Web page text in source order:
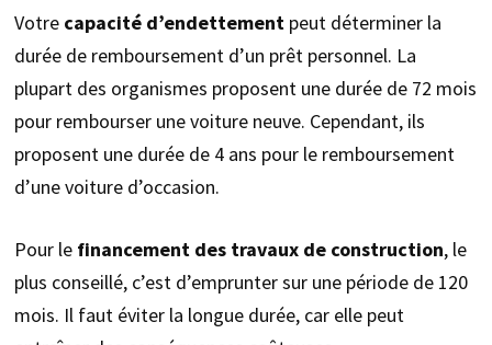
Votre capacité d’endettement peut déterminer la
durée de remboursement d’un prêt personnel. La
plupart des organismes proposent une durée de 72 mois
pour rembourser une voiture neuve. Cependant, ils
proposent une durée de 4 ans pour le remboursement
d’une voiture d’occasion.
Pour le financement des travaux de construction, le
plus conseillé, c’est d’emprunter sur une période de 120
mois. Il faut éviter la longue durée, car elle peut